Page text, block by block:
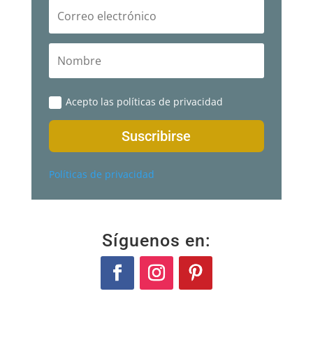
Acepto las políticas de privacidad
Suscribirse
Políticas de privacidad
Síguenos en: